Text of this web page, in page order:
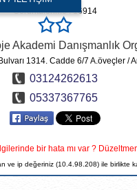
Görüntülenme : 16914
Akademi Danışmanlık
1314. Cadde 6/7 A.öveçler /
03124262613
05337367765
bir hata mı var ?
ve ip değeriniz (10.4.98.208) ile birlikte